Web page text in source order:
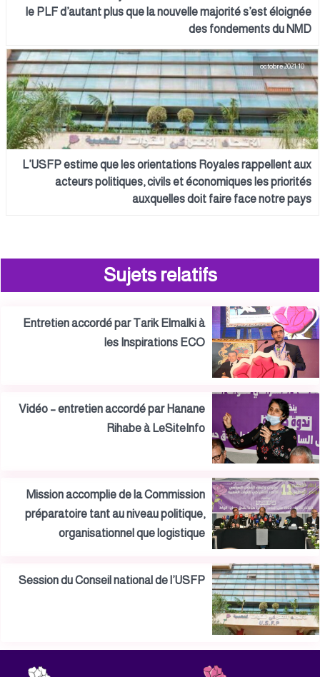
le PLF d’autant plus que la nouvelle majorité s’est éloignée
des fondements du NMD
10 octobre 2021
L’USFP estime que les orientations Royales rappellent aux
acteurs politiques, civils et économiques les priorités
auxquelles doit faire face notre pays
Sujets relatifs
Entretien accordé par Tarik Elmalki à
les Inspirations ECO
Vidéo – entretien accordé par Hanane
Rihabe à LeSiteInfo
Mission accomplie de la Commission
préparatoire tant au niveau politique,
organisationnel que logistique
Session du Conseil national de l’USFP